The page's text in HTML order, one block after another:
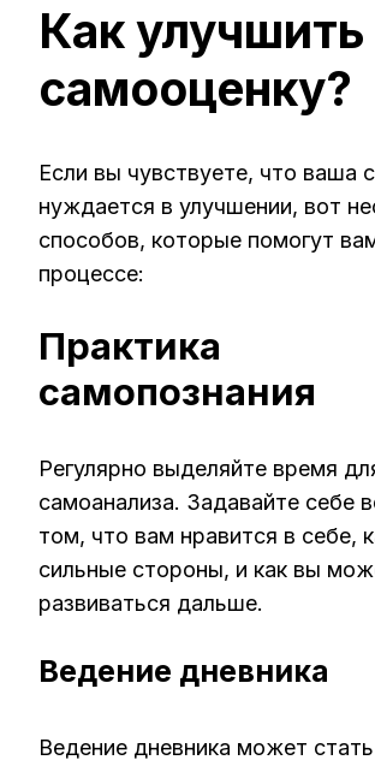
Как
самооценку?
Если вы чувствуете, что ваша
нуждается в улучшении, вот
способов, которые помогут
процессе:
Практика
самопознания
Регулярно выделяйте время
самоанализа. Задавайте себе
том, что вам нравится в себе,
сильные стороны, и как вы
развиваться дальше.
Ведение дневника
Ведение дневника может